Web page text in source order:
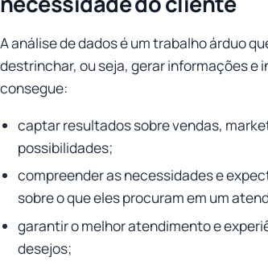
A análise de dados é um trabalho árduo
destrinchar, ou seja, gerar informações e
consegue:
captar resultados sobre vendas,
possibilidades;
compreender as necessidades e
sobre o que eles procuram em um
garantir o melhor atendimento e
desejos;